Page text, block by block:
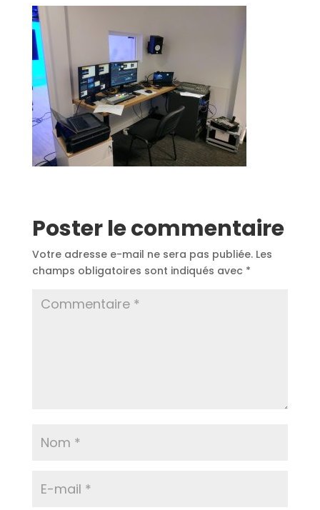
Poster le commentaire
Votre adresse e-mail ne sera pas publiée. Les
champs obligatoires sont indiqués avec *